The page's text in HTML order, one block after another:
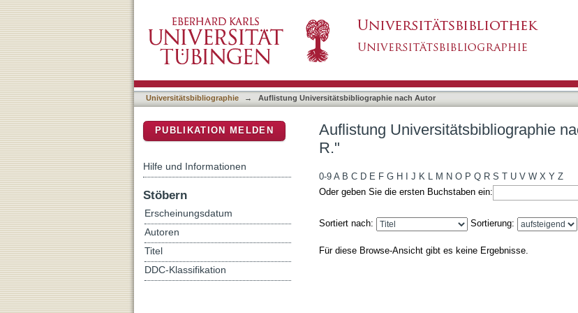
Universitätsbibliographie → Auflistung Universitätsbibliographie nach Autor
Auflistung Universitätsbibliographie
R."
0-9 A B C D E F G H J K L M N O P Q R S T U V W X Y Z
Oder geben Sie die ersten Buchstaben ein:
Sortiert nach: Sortierung:
Für diese Browse-Ansicht gibt es keine Ergebnisse.
PUBLIKATION MELDEN
Hilfe und Informationen
Stöbern
Erscheinungsdatum
Autoren
Titel
DDC-Klassifikation